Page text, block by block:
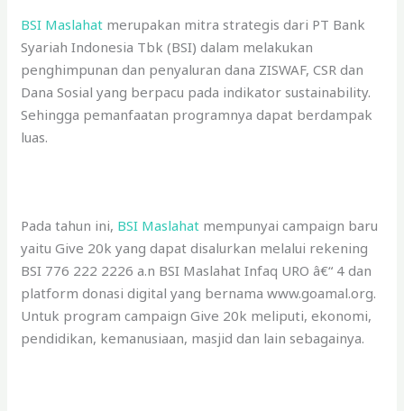
BSI Maslahat merupakan mitra strategis dari PT Bank
Syariah Indonesia Tbk (BSI) dalam melakukan
penghimpunan dan penyaluran dana ZISWAF, CSR dan
Dana Sosial yang berpacu pada indikator sustainability.
Sehingga pemanfaatan programnya dapat berdampak
luas.
Pada tahun ini, BSI Maslahat mempunyai campaign baru
yaitu Give 20k yang dapat disalurkan melalui rekening
BSI 776 222 2226 a.n BSI Maslahat Infaq URO â€“ 4 dan
platform donasi digital yang bernama www.goamal.org.
Untuk program campaign Give 20k meliputi, ekonomi,
pendidikan, kemanusiaan, masjid dan lain sebagainya.